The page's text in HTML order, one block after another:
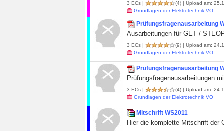
3 ECs | (4) | Upload am:
Grundlagen der Elektrotechnik VO
Prüfungsfragenausarbeitung
Ausarbeitungen für GET /
3 ECs | (9) | Upload am:
Grundlagen der Elektrotechnik VO
Prüfungsfragenausarbeitung
Prüfungsfragenausarbeitungen
3 ECs | (4) | Upload am:
Grundlagen der Elektrotechnik VO
Mitschrift WS2011
Hier die komplette Mitschrift der